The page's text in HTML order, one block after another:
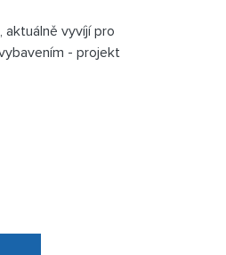
vyvíjí pro
- projekt